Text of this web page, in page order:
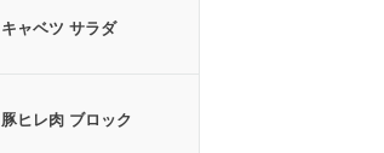
キャベツ サラダ
豚ヒレ肉 ブロック